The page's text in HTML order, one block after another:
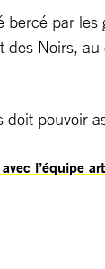
par
Noirs,
doit pouvoir
l’équipe